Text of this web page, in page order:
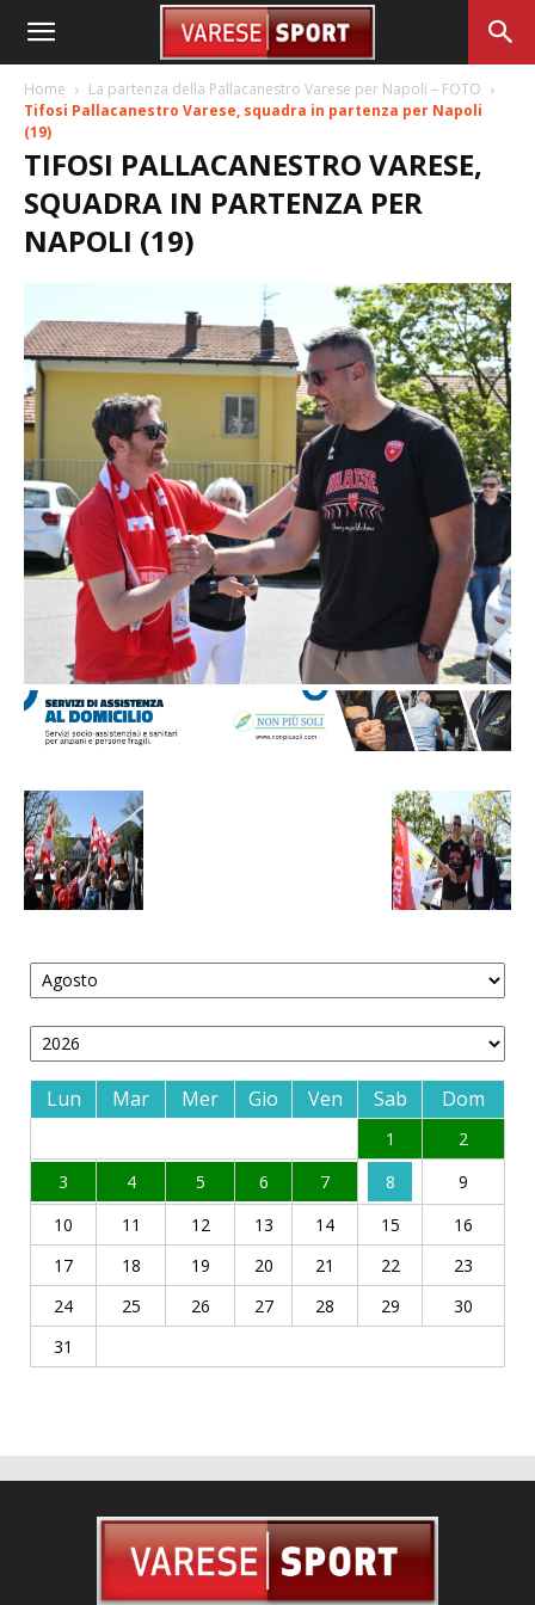
Home
La partenza della Pallacanestro Varese per Napoli – FOTO
Tifosi Pallacanestro Varese, squadra in partenza per Napoli
(19)
TIFOSI PALLACANESTRO VARESE,
SQUADRA IN PARTENZA PER
NAPOLI (19)
Lun Mar Mer Gio Ven Sab Dom
1
2
3
4 5 6 7 8
9
10
11 12 13 14 15
16
17
18 19 20 21 22
23
24
25 26 27 28 29
30
31